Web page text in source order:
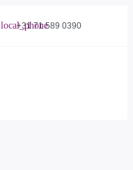
+31 71 589 0390